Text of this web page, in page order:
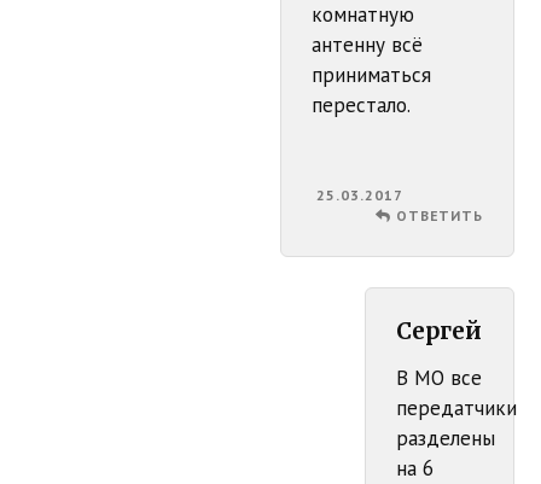
комнатную
антенну всё
приниматься
перестало.
25.03.2017
ОТВЕТИТЬ
Сергей
В МО все
передатчики
разделены
на 6